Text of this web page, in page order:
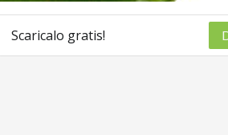
Scaricalo gratis!